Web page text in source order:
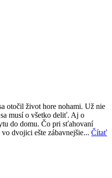
otočil život hore nohami. Už nie
musí o všetko deliť. Aj o
do domu. Čo pri sťahovaní
dvojici ešte zábavnejšie... Čítať